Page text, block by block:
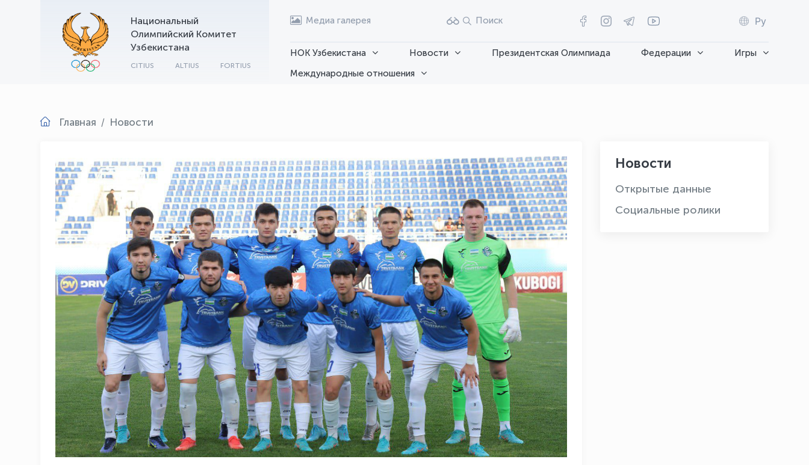
Национальный
Олимпийский Комитет
Узбекистана
CITIUS ALTIUS FORTIUS
Медиа галерея Поиск Ру
НОК Узбекистана Новости Президентская Олимпиада Федерации
Игры
Международные отношения
Главная Новости
Новости
Открытые данные
Социальные ролики